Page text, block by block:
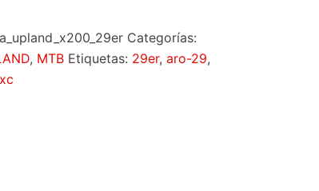
Categorías:
, MTB Etiquetas: 29er, aro-29,
xc